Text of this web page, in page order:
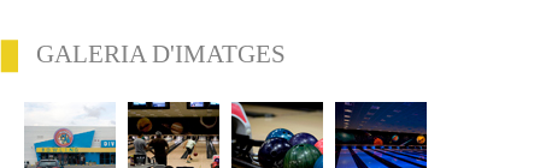
GALERIA D'IMATGES